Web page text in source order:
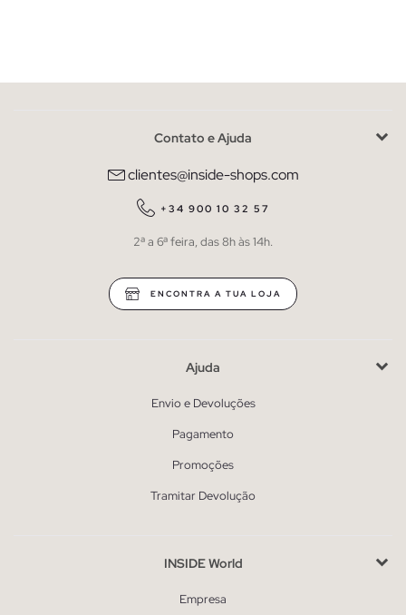
Contato e Ajuda
clientes@inside-shops.com
+34 900 10 32 57
2ª a 6ª feira, das 8h às 14h.
ENCONTRA A TUA LOJA
Ajuda
Envio e Devoluções
Pagamento
Promoções
Tramitar Devolução
INSIDE World
Empresa